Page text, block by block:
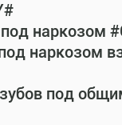
наркозом
наркозом
под